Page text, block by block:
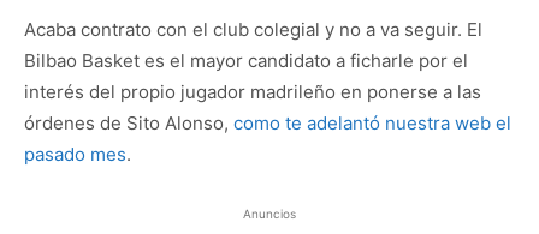
Acaba contrato con el club colegial y no a va seguir. El
Bilbao Basket es el mayor candidato a ficharle por el
interés del propio jugador madrileño en ponerse a las
órdenes de Sito Alonso, como te adelantó nuestra web el
pasado mes.
Anuncios